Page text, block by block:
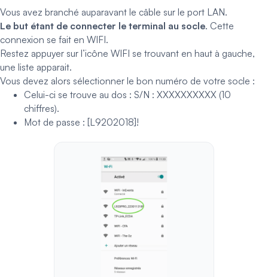
Vous avez branché auparavant le câble sur le port LAN.
Le but étant de connecter le terminal au socle. Cette
connexion se fait en WIFI.
Restez appuyer sur l’icône WIFI se trouvant en haut à gauche,
une liste apparait.
Vous devez alors sélectionner le bon numéro de votre socle :
Celui-ci se trouve au dos : S/N : XXXXXXXXXX (10
chiffres).
Mot de passe : [L9202018]!